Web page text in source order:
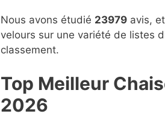
Nous avons étudié 23979 avis,
velours sur une variété de listes
classement.
Top Meilleur
2026